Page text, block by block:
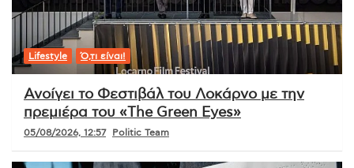
Lifestyle Ό,τι είναι!
Ανοίγει το Φεστιβάλ του Λοκάρνο με την
πρεμιέρα του «The Green Eyes»
05/08/2026, 12:57 Politic Team